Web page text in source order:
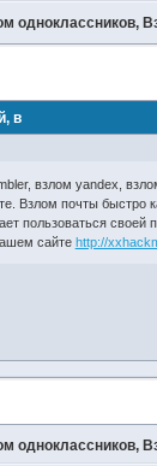
одноклассников,
в
взлом yandex,
Взлом почты быстро
пользоваться своей
сайте http://
одноклассников,